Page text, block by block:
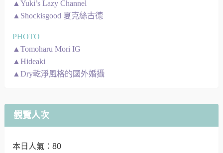
▲Yuki’s Lazy Channel
▲Shockisgood 夏克絲古德
PHOTO
▲Tomoharu Mori IG
▲Hideaki
▲Dry乾淨風格的國外婚攝
觀覽人次
本日人氣：80